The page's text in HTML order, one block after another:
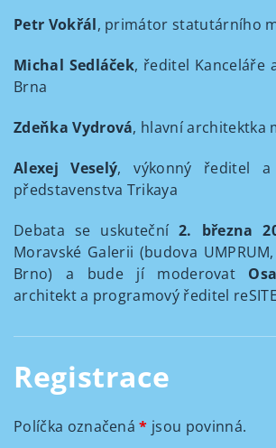
Petr Vokřál, primátor statutárního
Michal Sedláček, ředitel Kanceláře
Brna
Zdeňka Vydrová, hlavní architektka
Alexej Veselý, výkonný ředitel a
představenstva Trikaya
Debata se uskuteční2. března
Moravské Galerii (budova
Brno) a bude jí moderovat
architekt a programový ředitel
Registrace
Políčka označená* jsou povinná.